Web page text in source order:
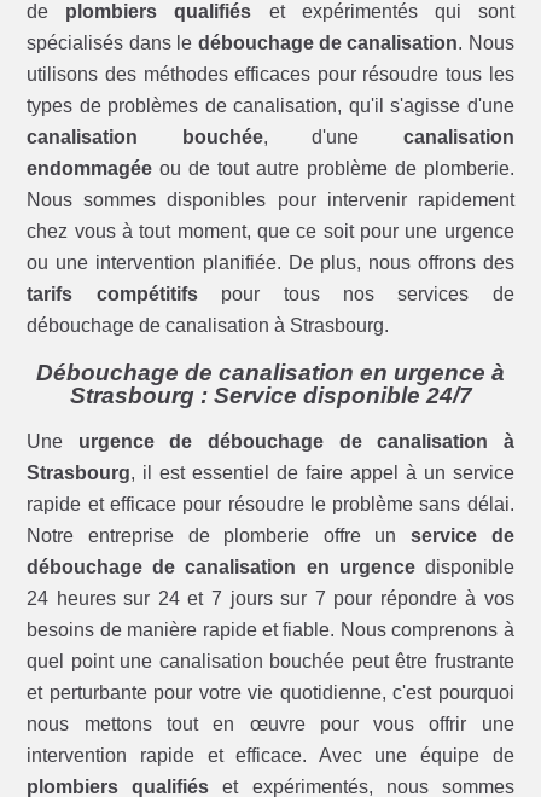
de plombiers qualifiés et expérimentés qui sont
spécialisés dans le débouchage de canalisation. Nous
utilisons des méthodes efficaces pour résoudre tous les
types de problèmes de canalisation, qu'il s'agisse d'une
canalisation bouchée, d'une canalisation
endommagée ou de tout autre problème de plomberie.
Nous sommes disponibles pour intervenir rapidement
chez vous à tout moment, que ce soit pour une urgence
ou une intervention planifiée. De plus, nous offrons des
tarifs compétitifspour tous nos services de
débouchage de canalisation à Strasbourg.
Débouchage de canalisation en urgence à
Strasbourg : Service disponible 24/7
Une urgence de débouchage de canalisation à
Strasbourg, il est essentiel de faire appel à un service
rapide et efficace pour résoudre le problème sans délai.
Notre entreprise de plomberie offre un service de
débouchage de canalisation en urgencedisponible
24 heures sur 24 et 7 jours sur 7 pour répondre à vos
besoins de manière rapide et fiable. Nous comprenons à
quel point une canalisation bouchée peut être frustrante
et perturbante pour votre vie quotidienne, c'est pourquoi
nous mettons tout en œuvre pour vous offrir une
intervention rapide et efficace. Avec une équipe de
plombiers qualifiés et expérimentés, nous sommes